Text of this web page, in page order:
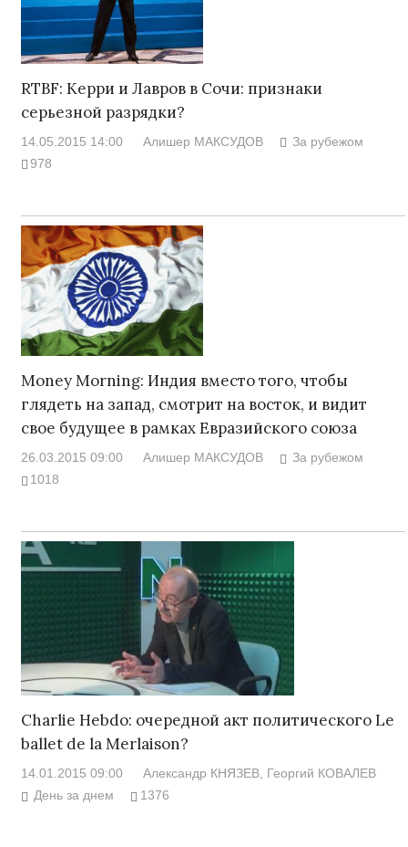
RTBF: Керри и Лавров в Сочи: признаки
серьезной разрядки?
14.05.2015 14:00 Алишер МАКСУДОВ
За рубежом
978
Money Morning: Индия вместо того, чтобы
глядеть на запад, смотрит на восток, и видит
свое будущее в рамках Евразийского союза
26.03.2015 09:00 Алишер МАКСУДОВ
За рубежом
1018
Charlie Hebdo: очередной акт политического Le
ballet de la Merlaison?
14.01.2015 09:00 Александр КНЯЗЕВ, Георгий КОВАЛЕВ
День за днем
1376